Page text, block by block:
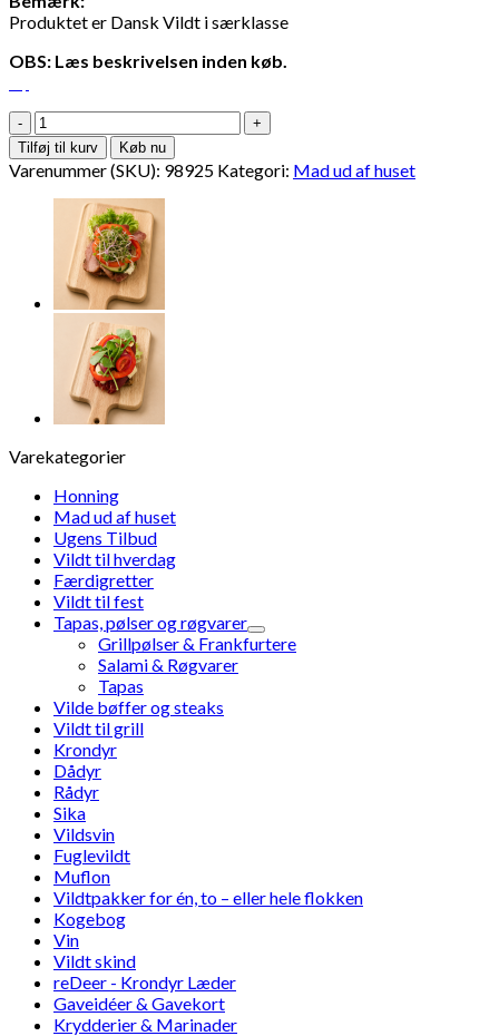
Produktet er Dansk Vildt i særklasse
OBS: Læs beskrivelsen inden køb.
Vildt
smørrebrød
m.
røget
krondyr
Tilføj til kurv Køb nu
Varenummer (SKU): 98925 Kategori: Mad ud af huset
Varekategorier
Honning
Mad ud af huset
Ugens Tilbud
Vildt til hverdag
Færdigretter
Vildt til fest
Tapas, pølser og røgvarer
Grillpølser & Frankfurtere
Salami & Røgvarer
Tapas
Vilde bøffer og steaks
Vildt til grill
Krondyr
Dådyr
Rådyr
Sika
Vildsvin
Fuglevildt
Muflon
Vildtpakker for én, to – eller hele flokken
Kogebog
Vin
Vildt skind
reDeer - Krondyr Læder
Gaveidéer & Gavekort
Krydderier & Marinader